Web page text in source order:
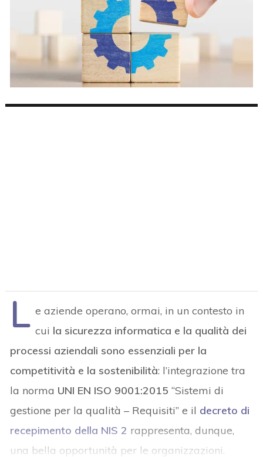
L e aziende operano, ormai, in un contesto in
cui la sicurezza informatica e la qualità dei
processi aziendali sono essenziali per la
competitività e la sostenibilità: l’integrazione tra
la norma UNI EN ISO 9001:2015 “Sistemi di
gestione per la qualità – Requisiti” e il decreto di
recepimento della NIS 2 rappresenta, dunque,
una bella opportunità per le organizzazioni.